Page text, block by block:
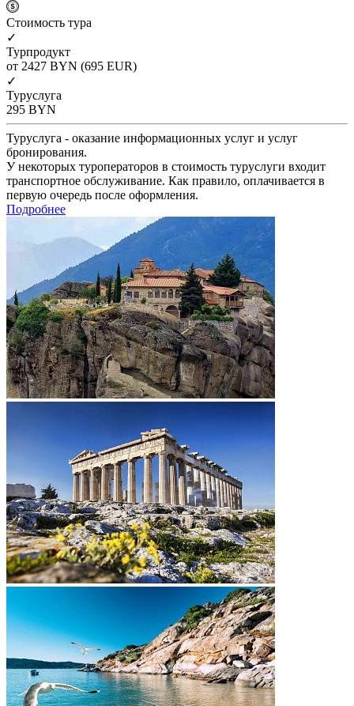
Cтоимость тура
✓
Турпродукт
от 2427 BYN (695 EUR)
✓
Туруслуга
295 BYN
Туруслуга - оказание информационных услуг и услуг
бронирования.
У некоторых туроператоров в стоимость туруслуги входит
транспортное обслуживание. Как правило, оплачивается в
первую очередь после оформления.
Подробнее